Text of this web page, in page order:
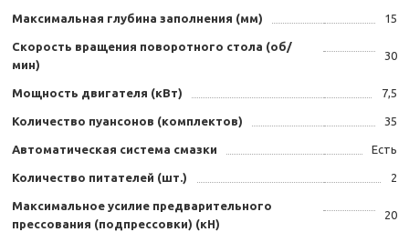
Максимальная глубина заполнения (мм) 15
Скорость вращения поворотного стола (об/
мин)
30
Мощность двигателя (кВт) 7,5
Количество пуансонов (комплектов) 35
Автоматическая система смазки Есть
Количество питателей (шт.) 2
Максимальное усилие предварительного
прессования (подпрессовки) (кН)
20